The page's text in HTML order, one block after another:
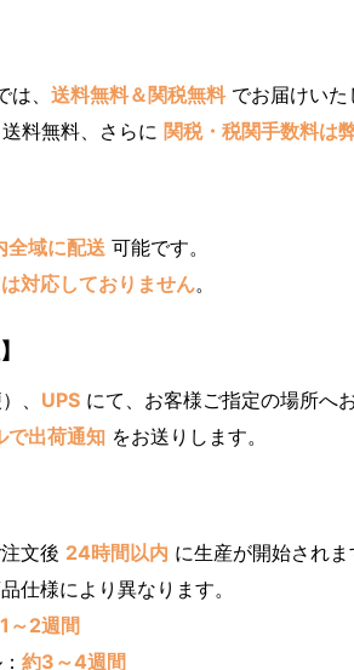
は、 送料無料＆関税無料でお届けいた
料無料、さらに 関税・税関手数料は
全域に配送 可能です。
対応しておりません。
、 UPS にて、お客様ご指定の場所へ
で出荷通知 をお送りします。
文後 24時間以内 に生産が開始されま
仕様により異なります。
～2週間
約3～4週間